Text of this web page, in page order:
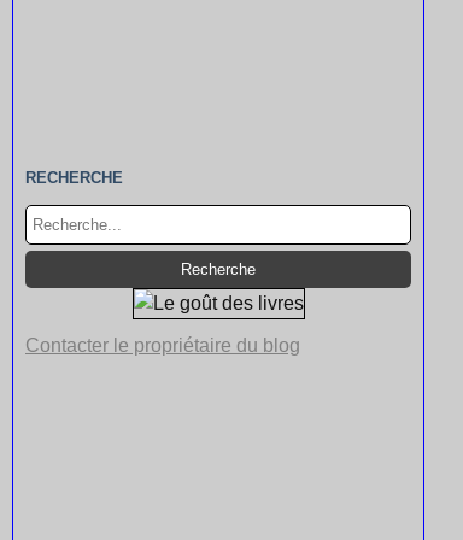
RECHERCHE
Contacter le propriétaire du blog